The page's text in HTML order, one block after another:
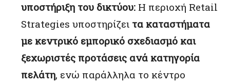
υποστήριξη του δικτύου: Η περιοχή Retail
Strategies υποστηρίζει τα καταστήματα
με κεντρικό εμπορικό σχεδιασμό και
ξεχωριστές προτάσεις ανά κατηγορία
πελάτη, ενώ παράλληλα τo κέντρο